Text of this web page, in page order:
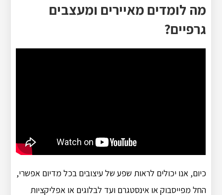
מה לומדים מאיירים ומעצבים
גרפיים?
כיום, אנו יכולים לראות שפע של עיצובים בכל מדיום אפשרי,
החל מפייסבוק או אינסטגרם ועד לבלוגים או אפליקציות